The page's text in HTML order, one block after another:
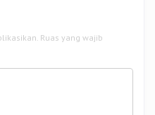
Ruas yang wajib